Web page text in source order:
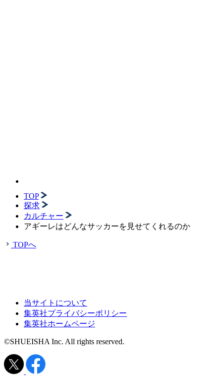
TOP
探求
カルチャー
アギーレはどんなサッカーを見せてくれるのか
TOPへ
当サイトについて
集英社プライバシーポリシー
集英社ホームページ
©SHUEISHA Inc. All rights reserved.